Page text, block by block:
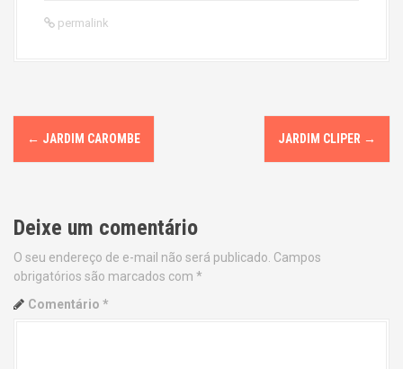
permalink
P
o
t
n
a
← JARDIM CAROMBE JARDIM CLIPER →
Deixe um comentário
O seu endereço de e-mail não será publicado. Campos
obrigatórios são marcados com *
Comentário *